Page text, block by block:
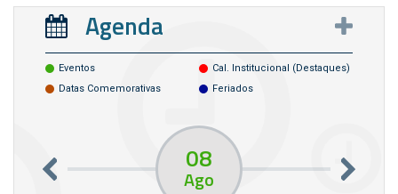
Agenda
Eventos
Cal. Institucional (destaques)
Datas Comemorativas
Feriados
08
Ago